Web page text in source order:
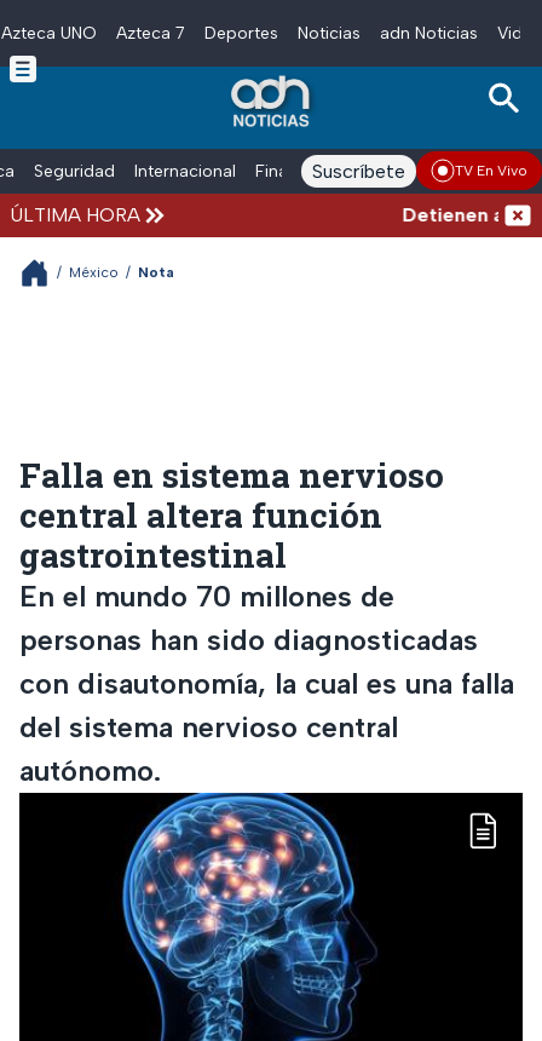
Skip to main content
Azteca UNO Azteca 7 Deportes Noticias adn Noticias
Seguridad Internacional Finanzas adn Noticias Radio
Suscríbete TV En Vivo
ÚLTIMA HORA Detienen al
/ México / Nota
Falla en sistema nervioso
central altera función
gastrointestinal
En el mundo 70 millones de
personas han sido diagnosticadas
con disautonomía, la cual es una falla
del sistema nervioso central
autónomo.